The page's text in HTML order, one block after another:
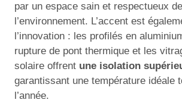
par un espace sain et respectueux de
l’environnement. L’accent est
l’innovation : les profilés en
rupture de pont thermique et les
solaire offrent une isolation
garantissant une température idéale
l’année.